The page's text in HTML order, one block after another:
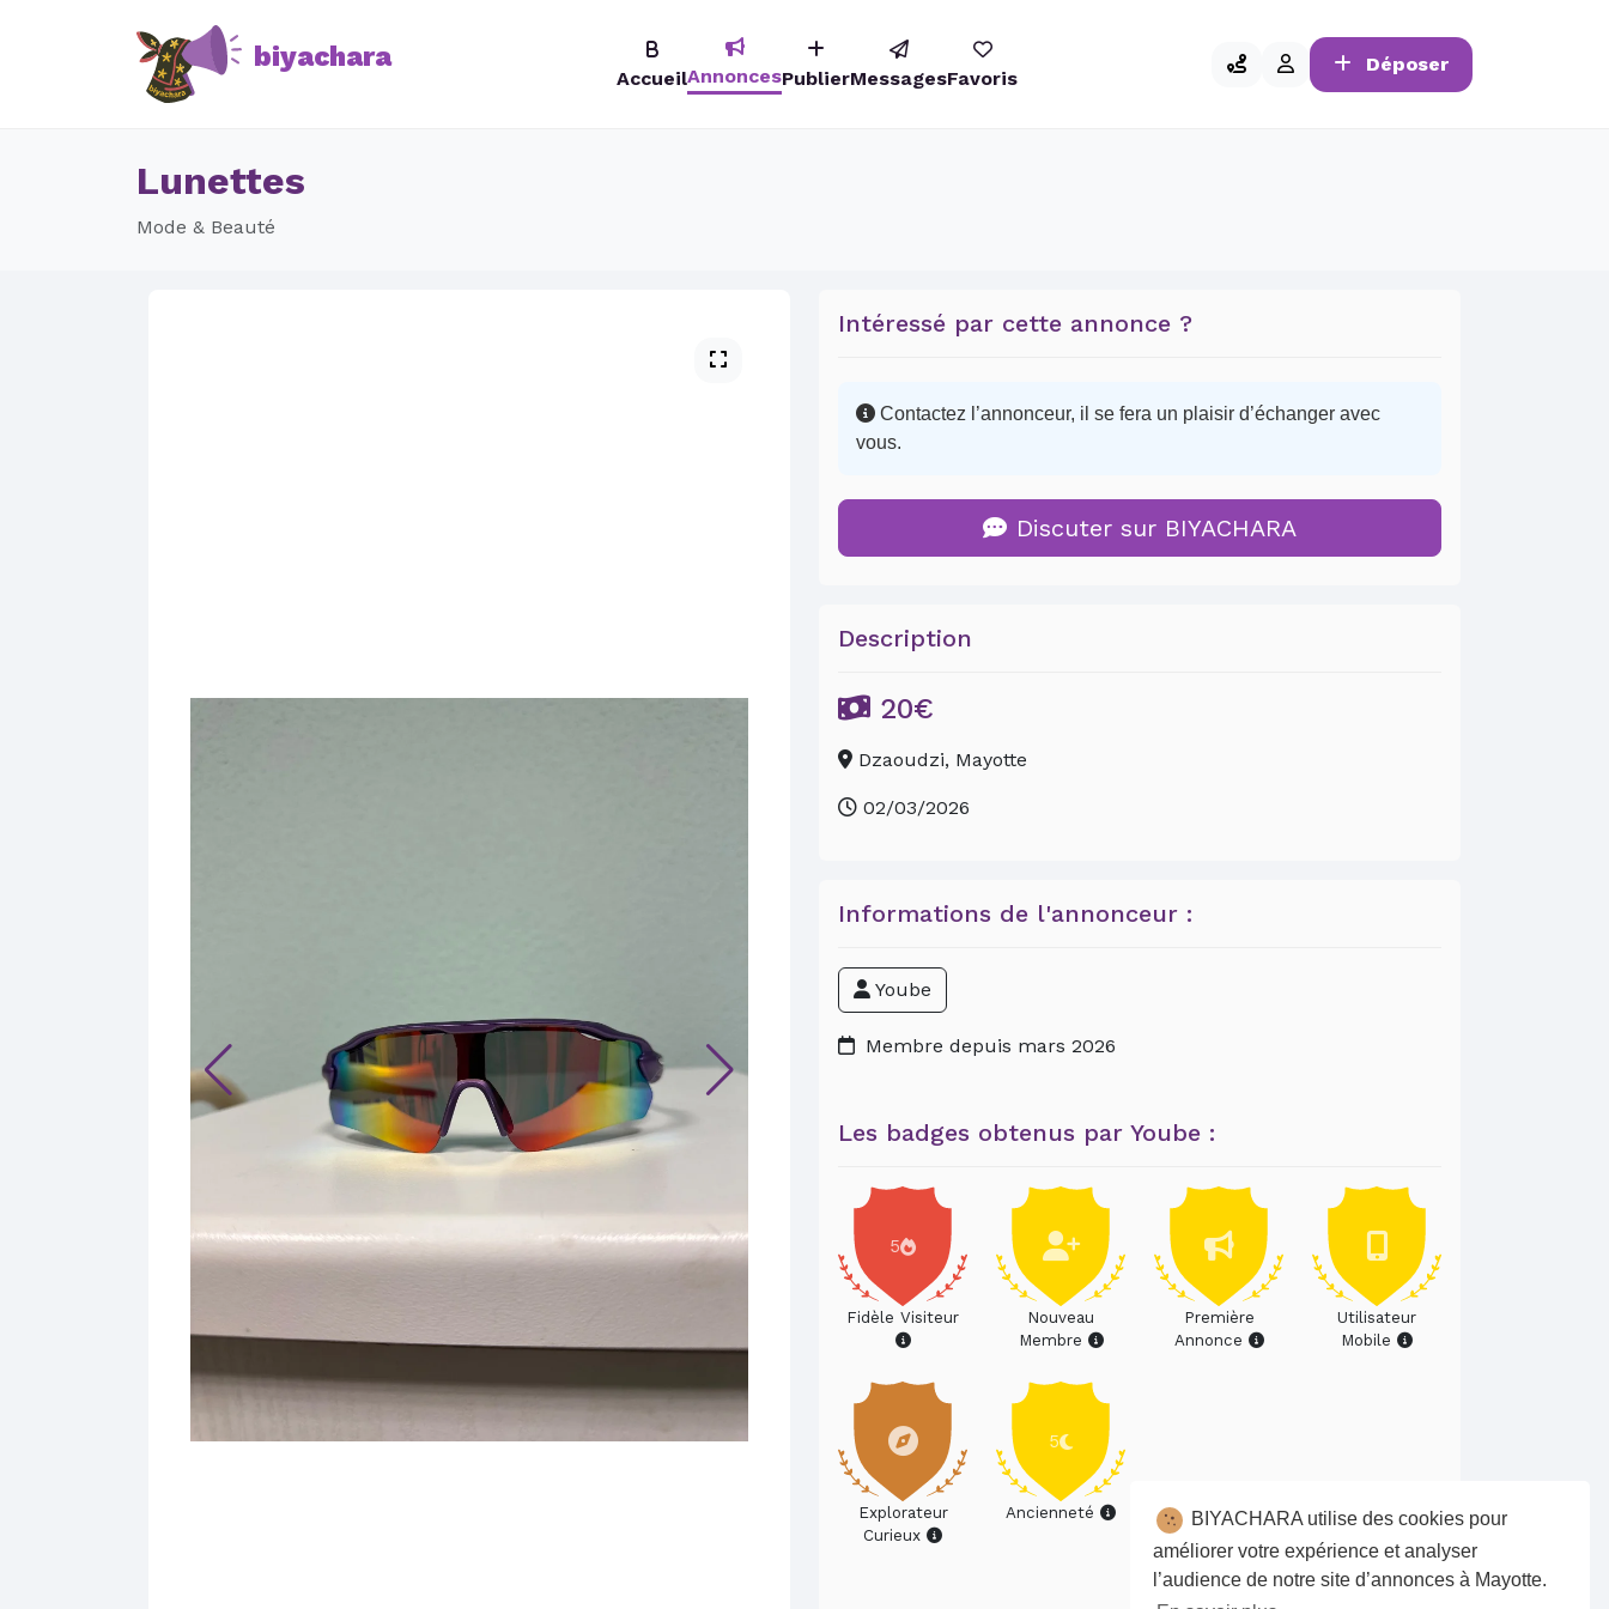
BIYACHARA utilise des cookies pour
améliorer votre expérience et analyser
l’audience de notre site d’annonces à Mayotte.
biyachara
AccueilAnnoncesPublierMessagesFavoris
Déposer
Lunettes
Mode & Beauté
Intéressé par cette annonce ?
Contactez l’annonceur, il se fera un plaisir d’échanger avec
vous.
Discuter sur BIYACHARA
Description
20€
Dzaoudzi, Mayotte
02/03/2026
Informations de l'annonceur :
Yoube
Membre depuis mars 2026
Les badges obtenus par Yoube :
5
Fidèle Visiteur
Nouveau
Membre
Première
Annonce
Utilisateur
Mobile
Explorateur
Curieux
5
Ancienneté